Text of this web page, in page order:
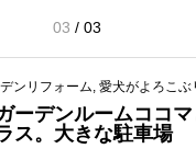
03 / 03
ンリフォーム 愛犬がよろこぶ
ーデンルームココ
ス。大きな駐車場